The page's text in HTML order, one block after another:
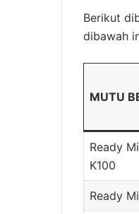
Berikut
dibawah
MUTU
Ready
K100
Ready